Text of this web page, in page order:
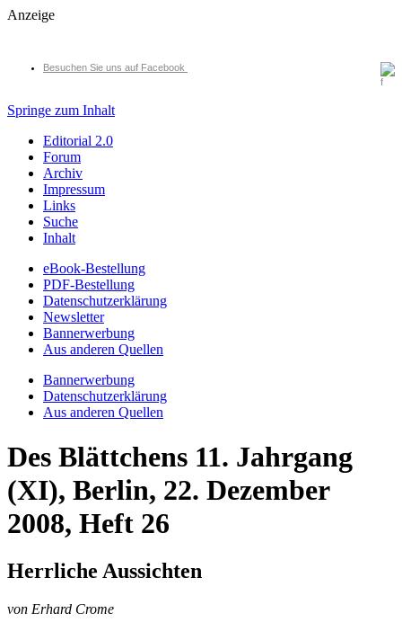
Anzeige
Besuchen Sie uns auf Facebook
Springe zum Inhalt
Editorial 2.0
Forum
Archiv
Impressum
Links
Suche
Inhalt
eBook-Bestellung
PDF-Bestellung
Datenschutzerklärung
Newsletter
Bannerwerbung
Aus anderen Quellen
Bannerwerbung
Datenschutzerklärung
Aus anderen Quellen
Des Blättchens 11. Jahrgang
(XI), Berlin, 22. Dezember
2008, Heft 26
Herrliche Aussichten
von Erhard Crome